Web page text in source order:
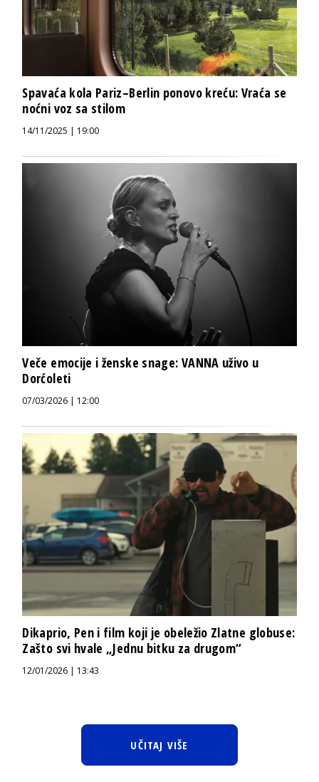
Spavaća kola Pariz–Berlin ponovo kreću: Vraća se
noćni voz sa stilom
14/11/2025 | 19:00
Veče emocije i ženske snage: VANNA uživo u
Dorćoleti
07/03/2026 | 12:00
Dikaprio, Pen i film koji je obeležio Zlatne globuse:
Zašto svi hvale „Jednu bitku za drugom“
12/01/2026 | 13:43
UČITAJ VIŠE